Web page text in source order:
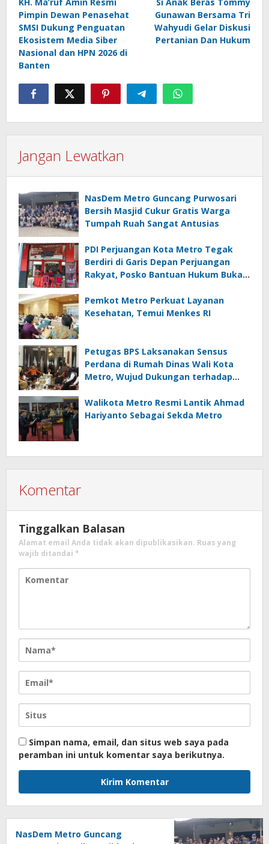
pos
Pimpin Dewan Penasehat
SMSI Dukung Penguatan
Ekosistem Media Siber
Nasional dan HPN 2026 di
Banten
Gunawan Bersama Tri
Wahyudi Gelar Diskusi
Pertanian Dan Hukum
Jangan Lewatkan
NasDem Metro Guncang Purwosari
Bersih Masjid Cukur Gratis Warga
Tumpah Ruah Sangat Antusias
PDI Perjuangan Kota Metro Tegak
Berdiri di Garis Depan Perjuangan
Rakyat, Posko Bantuan Hukum Buka
Pemkot Metro Perkuat Layanan
Kesehatan, Temui Menkes RI
Petugas BPS Laksanakan Sensus
Perdana di Rumah Dinas Wali Kota
Metro, Wujud Dukungan terhadap
Walikota Metro Resmi Lantik Ahmad
Hariyanto Sebagai Sekda Metro
Komentar
Tinggalkan Balasan
Alamat email Anda tidak akan dipublikasikan. Ruas yang
wajib ditandai *
Simpan nama, email, dan situs web saya pada
peramban ini untuk komentar saya berikutnya.
NasDem Metro Guncang